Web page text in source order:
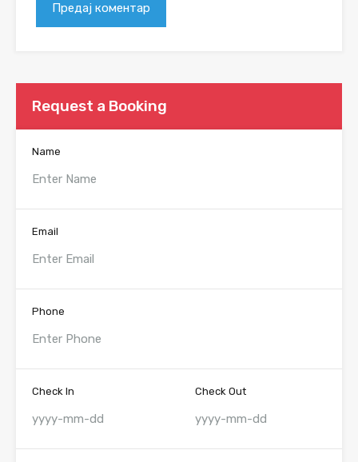
Request a Booking
Name
Email
Phone
Check In Check Out